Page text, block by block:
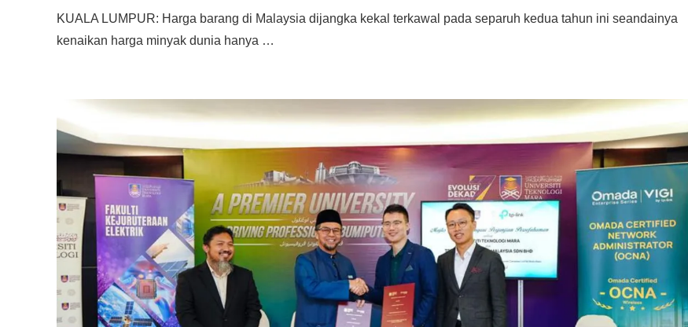
KUALA LUMPUR: Harga barang di Malaysia dijangka kekal terkawal pada separuh kedua tahun ini seandainya
kenaikan harga minyak dunia hanya …